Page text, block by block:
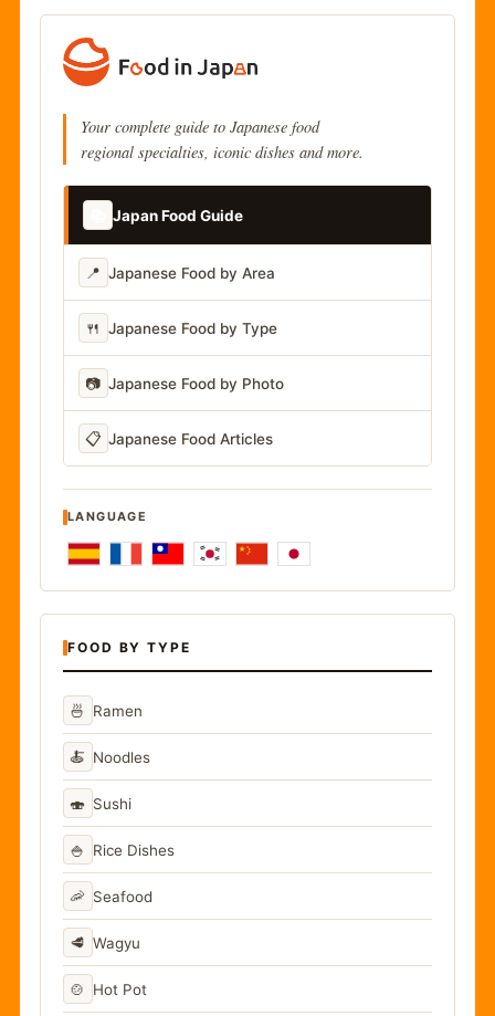
Your complete guide to Japanese food
regional specialties, iconic dishes and more.
Japan Food Guide
📍 Japanese Food by Area
🍴 Japanese Food by Type
📷 Japanese Food by Photo
📋 Japanese Food Articles
LANGUAGE
FOOD BY TYPE
🍜 Ramen
🍝 Noodles
🍣 Sushi
🍚 Rice Dishes
🦐 Seafood
🥩 Wagyu
🍲 Hot Pot